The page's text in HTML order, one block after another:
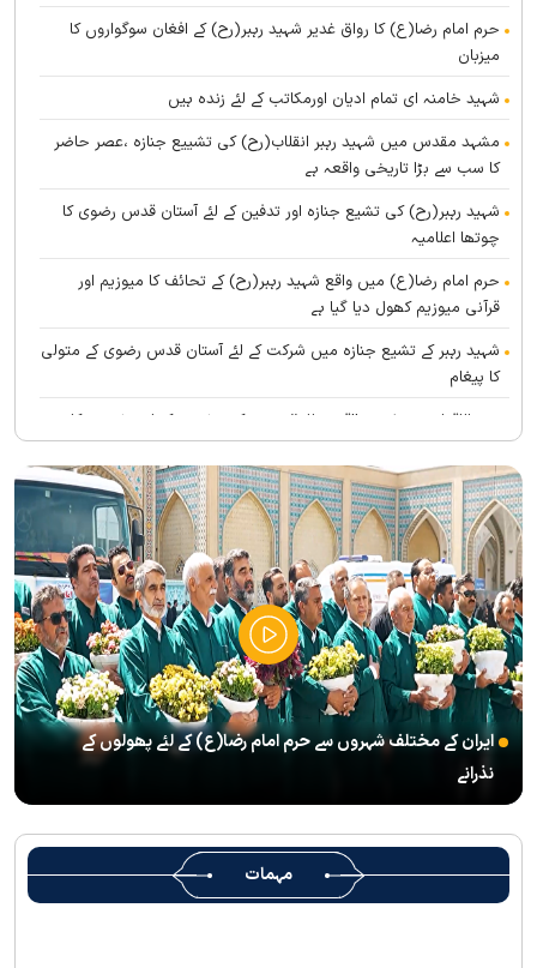
حرم امام رضا(ع) کا رواق غدیر شہید رہبر(رح) کے افغان سوگواروں کا
میزبان
شہید خامنہ ای تمام ادیان اورمکاتب کے لئے زندہ ہيں
مشہد مقدس میں شہید رہبر انقلاب(رح) کی تشییع جنازہ ،عصر حاضر
کا سب سے بڑا تاریخی واقعہ ہے
شہید رہبر(رح) کی تشیع جنازہ اور تدفین کے لئے آستان قدس رضوی کا
چوتھا اعلامیہ
حرم امام رضا(ع) میں واقع شہید رہبر(رح) کے تحائف کا میوزیم اور
قرآنی میوزیم کھول دیا گیا ہے
شہید رہبر کے تشیع جنازہ میں شرکت کے لئے آستان قدس رضوی کے متولی
کا پیغام
بین الاقوامی سطح پر ’’قومو للہ‘‘ نعرے کی تشریح کے لئے نشست کا
انعقاد
’’قائد الامۃ‘‘ کے عنوان سے لائیو ٹی وی پروگرام
رہبرشہید کے سوگواروں کے لئے کرامت رضوی فاؤنڈیشن کی جانب سے
پذیرائي کا وسیع انتظام
(( آقای شہید ایران )) نامی چار جلدوں پر مشتمل کتاب منظرعام پر
آگئی
شہید رہبر(رح) ایک قرآنی نابغہ اور قرآنی احکامات پرعمل کرنے والی
شخصیت تھے؛ استاد پناہی
رہبرشہید کے وداع کے ا یام میں حرم مطہر رضوی بند نہيں ہوگا
رہبرشہید ( رحمت اللہ علیہ ) کی یاد میں رضوی کتابخانہ اور میوزیمز
میں تعزیتی جلسوں اور خصوصی پروگراموں کا انعقاد
روضہ منورہ امام رضا(ع) کے خدام ، سوگوار زائرین کو کھانے اور رہائش
کی خدمات فراہم کرنے کے لئے تیار ہیں
ایران کے مختلف شہروں سے حرم امام رضا(ع) کے لئے پھولوں کے
نذرانے
مہمات